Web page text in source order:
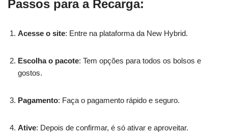
Passos para a Recarga:
Acesse o site: Entre na plataforma da New Hybrid.
Escolha o pacote: Tem opções para todos os bolsos e
gostos.
Pagamento: Faça o pagamento rápido e seguro.
Ative: Depois de confirmar, é só ativar e aproveitar.